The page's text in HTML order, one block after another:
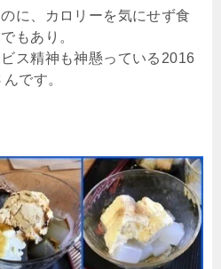
に、カロリーを気にせず食
もあり。
ス精神も神懸っている2016
です。